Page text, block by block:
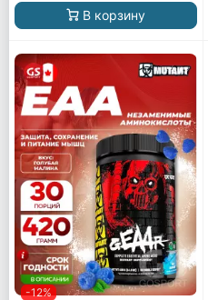
В корзину
-12%